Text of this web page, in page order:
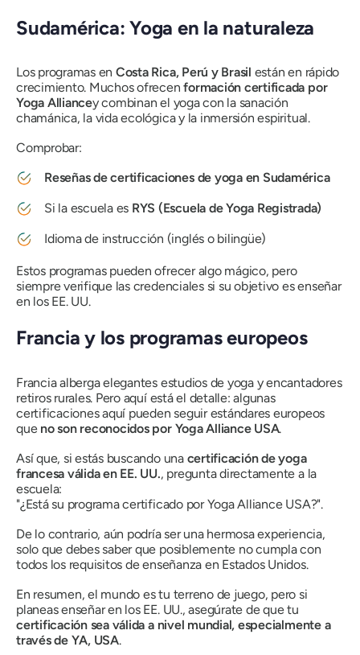
Sudamérica: Yoga en la naturaleza
Los programas en Costa Rica, Perú y Brasil están en rápido
crecimiento. Muchos ofrecenformación certificada por
Yoga Alliancey combinan el yoga con la sanación
chamánica, la vida ecológica y la inmersión espiritual.
Comprobar:
Reseñas de certificaciones de yoga en Sudamérica
Si la escuela es RYS (Escuela de Yoga Registrada)
Idioma de instrucción (inglés o bilingüe)
Estos programas pueden ofrecer algo mágico, pero
siempre verifique las credenciales si su objetivo es enseñar
en los EE. UU.
Francia y los programas europeos
Francia alberga elegantes estudios de yoga y encantadores
retiros rurales. Pero aquí está el detalle: algunas
certificaciones aquí pueden seguir estándares europeos
que no son reconocidos por Yoga Alliance USA.
Así que, si estás buscando una certificación de yoga
francesa válida en EE. UU., pregunta directamente a la
escuela:
"¿Está su programa certificado por Yoga Alliance USA?".
De lo contrario, aún podría ser una hermosa experiencia,
solo que debes saber que posiblemente no cumpla con
todos los requisitos de enseñanza en Estados Unidos.
En resumen, el mundo es tu terreno de juego, pero si
planeas enseñar en los EE. UU., asegúrate de que tu
certificación sea válida a nivel mundial, especialmente a
través de YA, USA.